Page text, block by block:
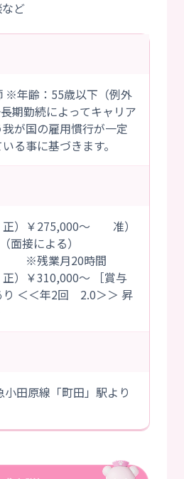
年齢：55歳以下（例外
期勤続によってキャリア
が国の雇用慣行が一定
る事に基づきます。
）￥275,000～ 准）
接による）
20時間
￥310,000～ ［賞与
＜＜年2回 2.0＞＞ 昇
田原線「町田」駅より